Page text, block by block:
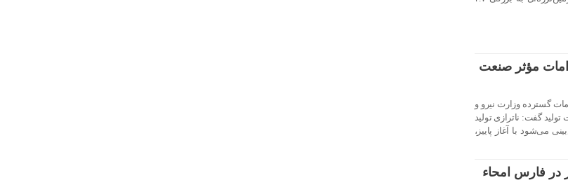
مؤثر صنعت
گسترده وزارت نیرو و
گفت: ناترازی تولید
می‌شود با آغاز پاییز،
در فارس امحاء